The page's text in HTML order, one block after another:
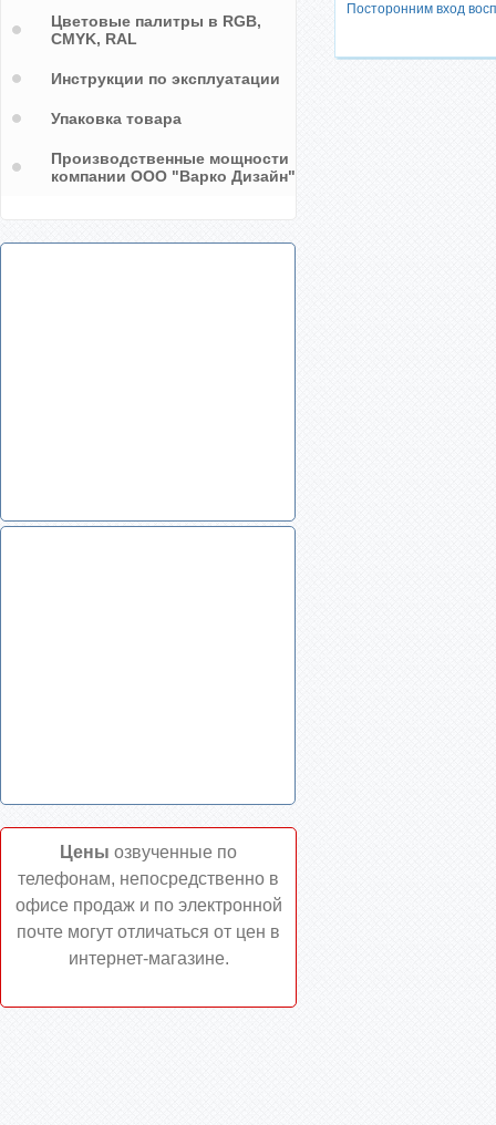
Посторонним вход
Цветовые палитры в RGB,
CMYK, RAL
Инструкции по эксплуатации
Упаковка товара
Производственные мощности
компании ООО "Варко Дизайн"
Цены озвученные по
телефонам, непосредственно в
офисе продаж и по электронной
почте могут отличаться от цен в
интернет-магазине.